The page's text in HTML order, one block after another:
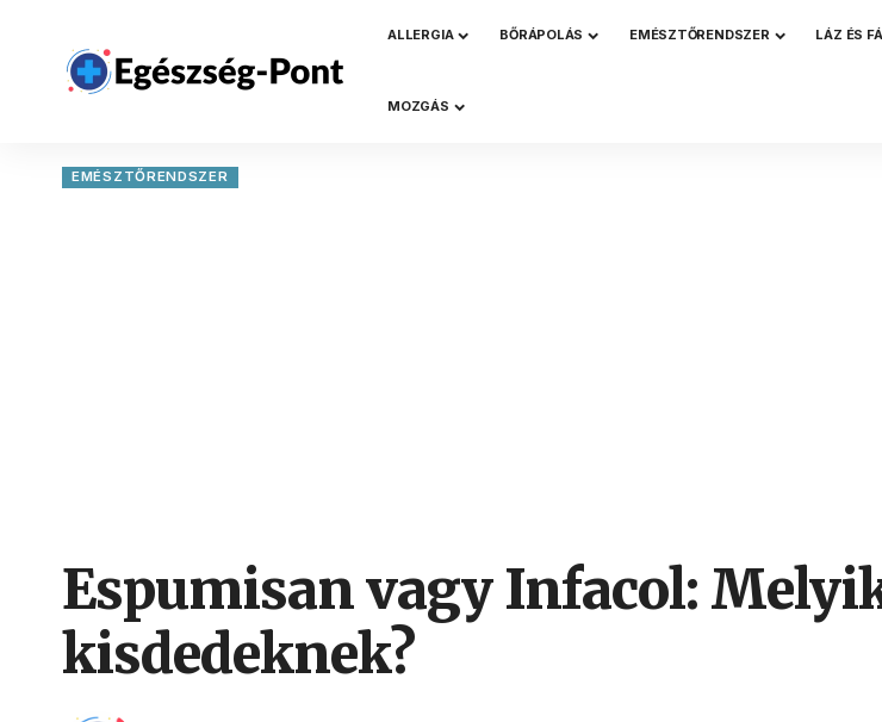
ALLERGIA BŐRÁPOLÁS EMÉSZTŐRENDSZER LÁZ ÉS
MOZGÁS
EMÉSZTŐRENDSZER
Espumisan vagy Infacol:
kisdedeknek?